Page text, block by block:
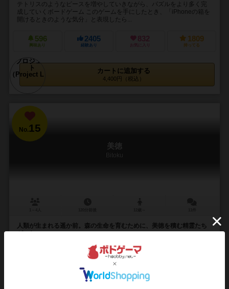
テトリスのようなピースを増やしていきながら、パズルをより多く完
成していくボードゲーム このゲームを手にしたとき、「iPhoneの箱を
開けるときのような気分」と表現したら...
596
興味あり
2405
経験あり
832
お気に入り
1809
持ってる
カートに追加する
4,400円（税込）
No.15
美徳
Bitoku
人類が生まれる遥か前。森の生命を育むために、美徳を積む精霊たち
がいた。
遥か昔、その森には偉大な精霊がいた。いつか彼は去り、美徳の精
霊たちが森を守っている。そして今、次の森の守り主を決めるときが
来た。 美徳を集める作業には、妖怪が不可欠...
424 111